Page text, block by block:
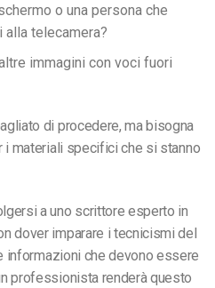
o una persona che
telecamera?
immagini con voci fuori
di procedere, ma bisogna
i materiali specifici che si stanno
a uno scrittore esperto in
dover imparare i tecnicismi del
informazioni che devono essere
professionista renderà questo